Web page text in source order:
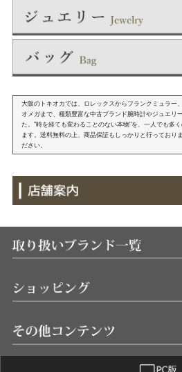
大阪のトキオカでは、ロレックスからフランクミュラー
オメガまで、種類豊富な中古ブランド腕時計やジュエリ
た。"時を経ても変わることのない本物"を、一人でも多
ます。送料無料の上、商品保証もしっかりと行っており
ださい。